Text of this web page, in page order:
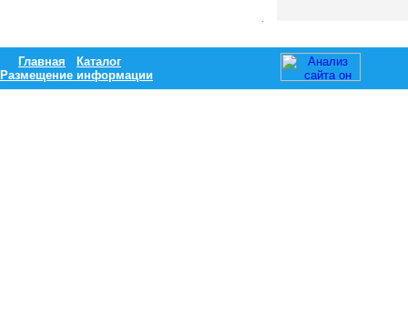
Главная
Каталог
Размещение информации